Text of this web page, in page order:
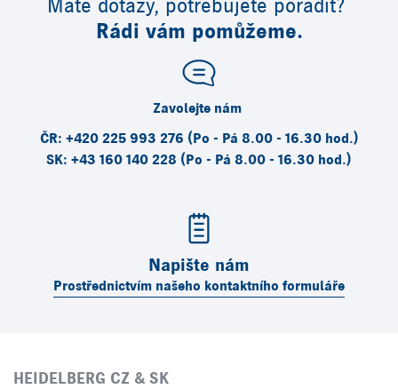
Máte dotazy, potřebujete poradit?
Rádi vám pomůžeme.
Zavolejte nám
ČR: +420 225 993 276 (Po - Pá 8.00 - 16.30 hod.)
SK: +43 160 140 228 (Po - Pá 8.00 - 16.30 hod.)
Napište nám
Prostřednictvím našeho kontaktního formuláře
HEIDELBERG CZ & SK